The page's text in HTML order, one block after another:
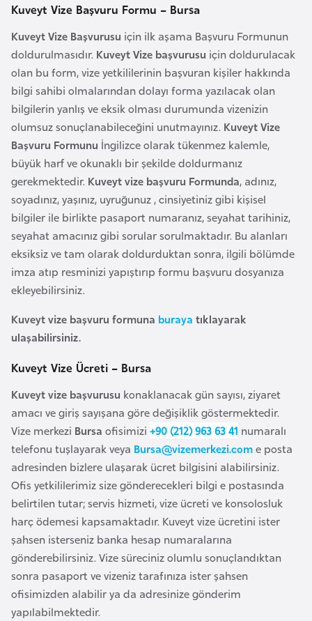
Kuveyt Vize Başvuru Formu – Bursa
Kuveyt Vize Başvurusu için ilk aşama Başvuru Formunun
doldurulmasıdır. Kuveyt Vize başvurusu için doldurulacak
olan bu form, vize yetkililerinin başvuran kişiler hakkında
bilgi sahibi olmalarından dolayı forma yazılacak olan
bilgilerin yanlış ve eksik olması durumunda vizenizin
olumsuz sonuçlanabileceğini unutmayınız. Kuveyt Vize
Başvuru Formunu İngilizce olarak tükenmez kalemle,
büyük harf ve okunaklı bir şekilde doldurmanız
gerekmektedir. Kuveyt vize başvuru Formunda, adınız,
soyadınız, yaşınız, uyruğunuz , cinsiyetiniz gibi kişisel
bilgiler ile birlikte pasaport numaranız, seyahat tarihiniz,
seyahat amacınız gibi sorular sorulmaktadır. Bu alanları
eksiksiz ve tam olarak doldurduktan sonra, ilgili bölümde
imza atıp resminizi yapıştırıp formu başvuru dosyanıza
ekleyebilirsiniz.
Kuveyt vize başvuru formuna buraya tıklayarak
ulaşabilirsiniz.
Kuveyt Vize Ücreti – Bursa
Kuveyt vize başvurusu konaklanacak gün sayısı, ziyaret
amacı ve giriş sayışana göre değişiklik göstermektedir.
Vize merkezi Bursa ofisimizi +90 (212) 963 63 41 numaralı
telefonu tuşlayarak veya Bursa@vizemerkezi.come posta
adresinden bizlere ulaşarak ücret bilgisini alabilirsiniz.
Ofis yetkililerimiz size gönderecekleri bilgi e postasında
belirtilen tutar; servis hizmeti, vize ücreti ve konsolosluk
harç ödemesi kapsamaktadır. Kuveyt vize ücretini ister
şahsen isterseniz banka hesap numaralarına
gönderebilirsiniz. Vize süreciniz olumlu sonuçlandıktan
sonra pasaport ve vizeniz tarafınıza ister şahsen
ofisimizden alabilir ya da adresinize gönderim
yapılabilmektedir.
e
t
i
C
e
z
a
y
i
r
C
i
b
u
t
i
Ç
i
n
D
a
n
i
m
a
r
k
a